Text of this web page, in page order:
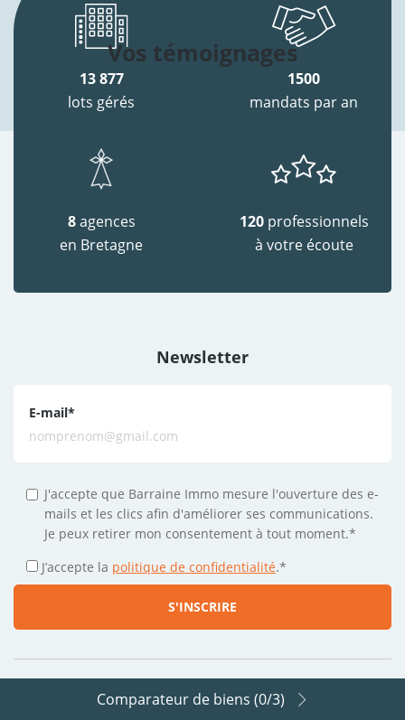
Vos témoignages
13 877
lots gérés
1500
mandats par an
8agences
en Bretagne
120 professionnels
à votre écoute
Newsletter
E-mail*
J'accepte que Barraine Immo mesure l'ouverture des e-
mails et les clics afin d'améliorer ses communications.
Je peux retirer mon consentement à tout moment.*
J’accepte la politique de confidentialité.*
Suivez-nous sur les réseaux
Comparateur de biens (0/3)